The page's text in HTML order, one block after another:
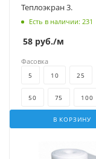
Теплоэкран 3.
Есть в наличии: 231
58 руб./м
В КОРЗИНУ
Фасовка
5 10 25
50 75 100